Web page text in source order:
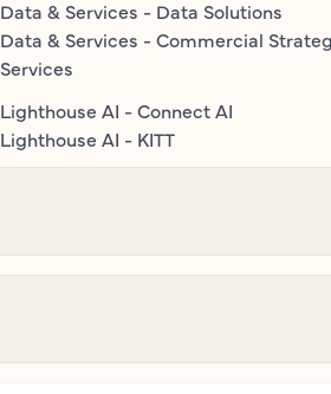
Data & Services - Data Solutions
Data & Services - Commercial
Services
Lighthouse AI - Connect AI
Lighthouse AI - KITT